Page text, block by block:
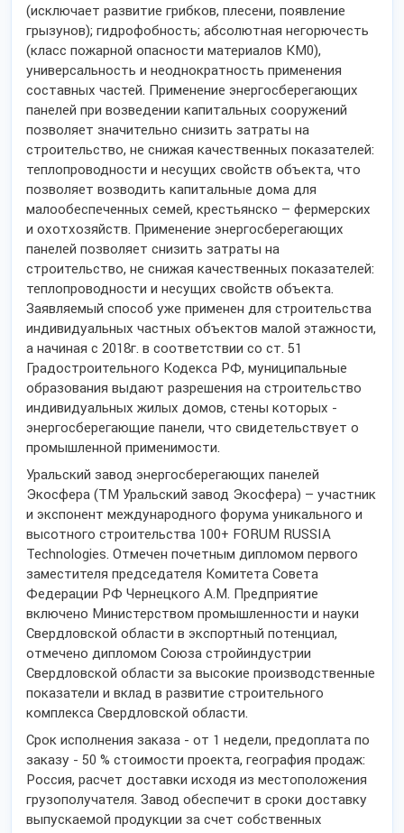
(исключает развитие грибков, плесени, появление
грызунов); гидрофобность; абсолютная негорючесть
(класс пожарной опасности материалов КМ0),
универсальность и неоднократность применения
составных частей. Применение энергосберегающих
панелей при возведении капитальных сооружений
позволяет значительно снизить затраты на
строительство, не снижая качественных показателей:
теплопроводности и несущих свойств объекта, что
позволяет возводить капитальные дома для
малообеспеченных семей, крестьянско – фермерских
и охотхозяйств. Применение энергосберегающих
панелей позволяет снизить затраты на
строительство, не снижая качественных показателей:
теплопроводности и несущих свойств объекта.
Заявляемый способ уже применен для строительства
индивидуальных частных объектов малой этажности,
а начиная с 2018г. в соответствии со ст. 51
Градостроительного Кодекса РФ, муниципальные
образования выдают разрешения на строительство
индивидуальных жилых домов, стены которых -
энергосберегающие панели, что свидетельствует о
промышленной применимости.
Уральский завод энергосберегающих панелей
Экосфера (ТМ Уральский завод Экосфера) – участник
и экспонент международного форума уникального и
высотного строительства 100+ FORUM RUSSIA
Technologies. Отмечен почетным дипломом первого
заместителя председателя Комитета Совета
Федерации РФ Чернецкого А.М. Предприятие
включено Министерством промышленности и науки
Свердловской области в экспортный потенциал,
отмечено дипломом Союза стройиндустрии
Свердловской области за высокие производственные
показатели и вклад в развитие строительного
комплекса Свердловской области.
Срок исполнения заказа - от 1 недели, предоплата по
заказу - 50 % стоимости проекта, география продаж:
Россия, расчет доставки исходя из местоположения
грузополучателя. Завод обеспечит в сроки доставку
выпускаемой продукции за счет собственных